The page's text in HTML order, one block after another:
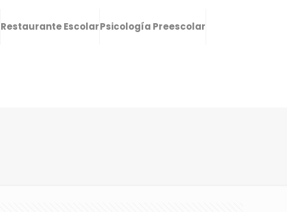
Restaurante EscolarPsicología Preescolar